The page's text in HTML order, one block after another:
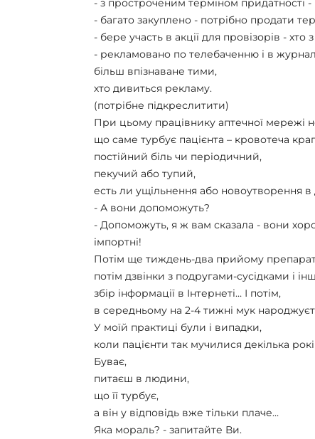
- з простроченим терміном придатності -
- багато закуплено - потрібно продати
- бере участь в акції для провізорів -
- рекламовано по телебаченню і в
більш впізнаване тими,
хто дивиться рекламу.
(потрібне підкреслитити)
При цьому працівнику аптечної мережі
що саме турбує пацієнта – кровотеча
постійний біль чи періодичний,
пекучий або тупий,
есть ли ущільнення або новоутворення в
- А вони допоможуть?
- Допоможуть, я ж вам сказала - вони
імпортні!
Потім ще тиждень-два прийому
потім дзвінки з подругами-сусідками і
збір інформації в Інтернеті… І потім,
в середньому на 2-4 тижні мук
У моїй практиці були і випадки,
коли пацієнти так мучилися декілька
Буває,
питаєш в людини,
що її турбує,
а він у відповідь вже тільки плаче…
Яка мораль? - запитайте Ви.